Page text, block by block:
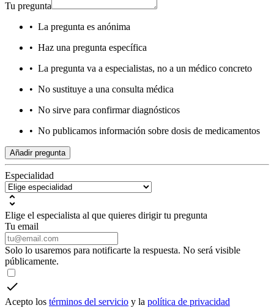
Tu pregunta
• La pregunta es anónima
• Haz una pregunta específica
• La pregunta va a especialistas, no a un médico concreto
• No sustituye a una consulta médica
• No sirve para confirmar diagnósticos
• No publicamos información sobre dosis de medicamentos
Añadir pregunta
Especialidad
Elige el especialista al que quieres dirigir tu pregunta
Tu email
Solo lo usaremos para notificarte la respuesta. No será visible
públicamente.
Acepto los términos del servicio y la política de privacidad